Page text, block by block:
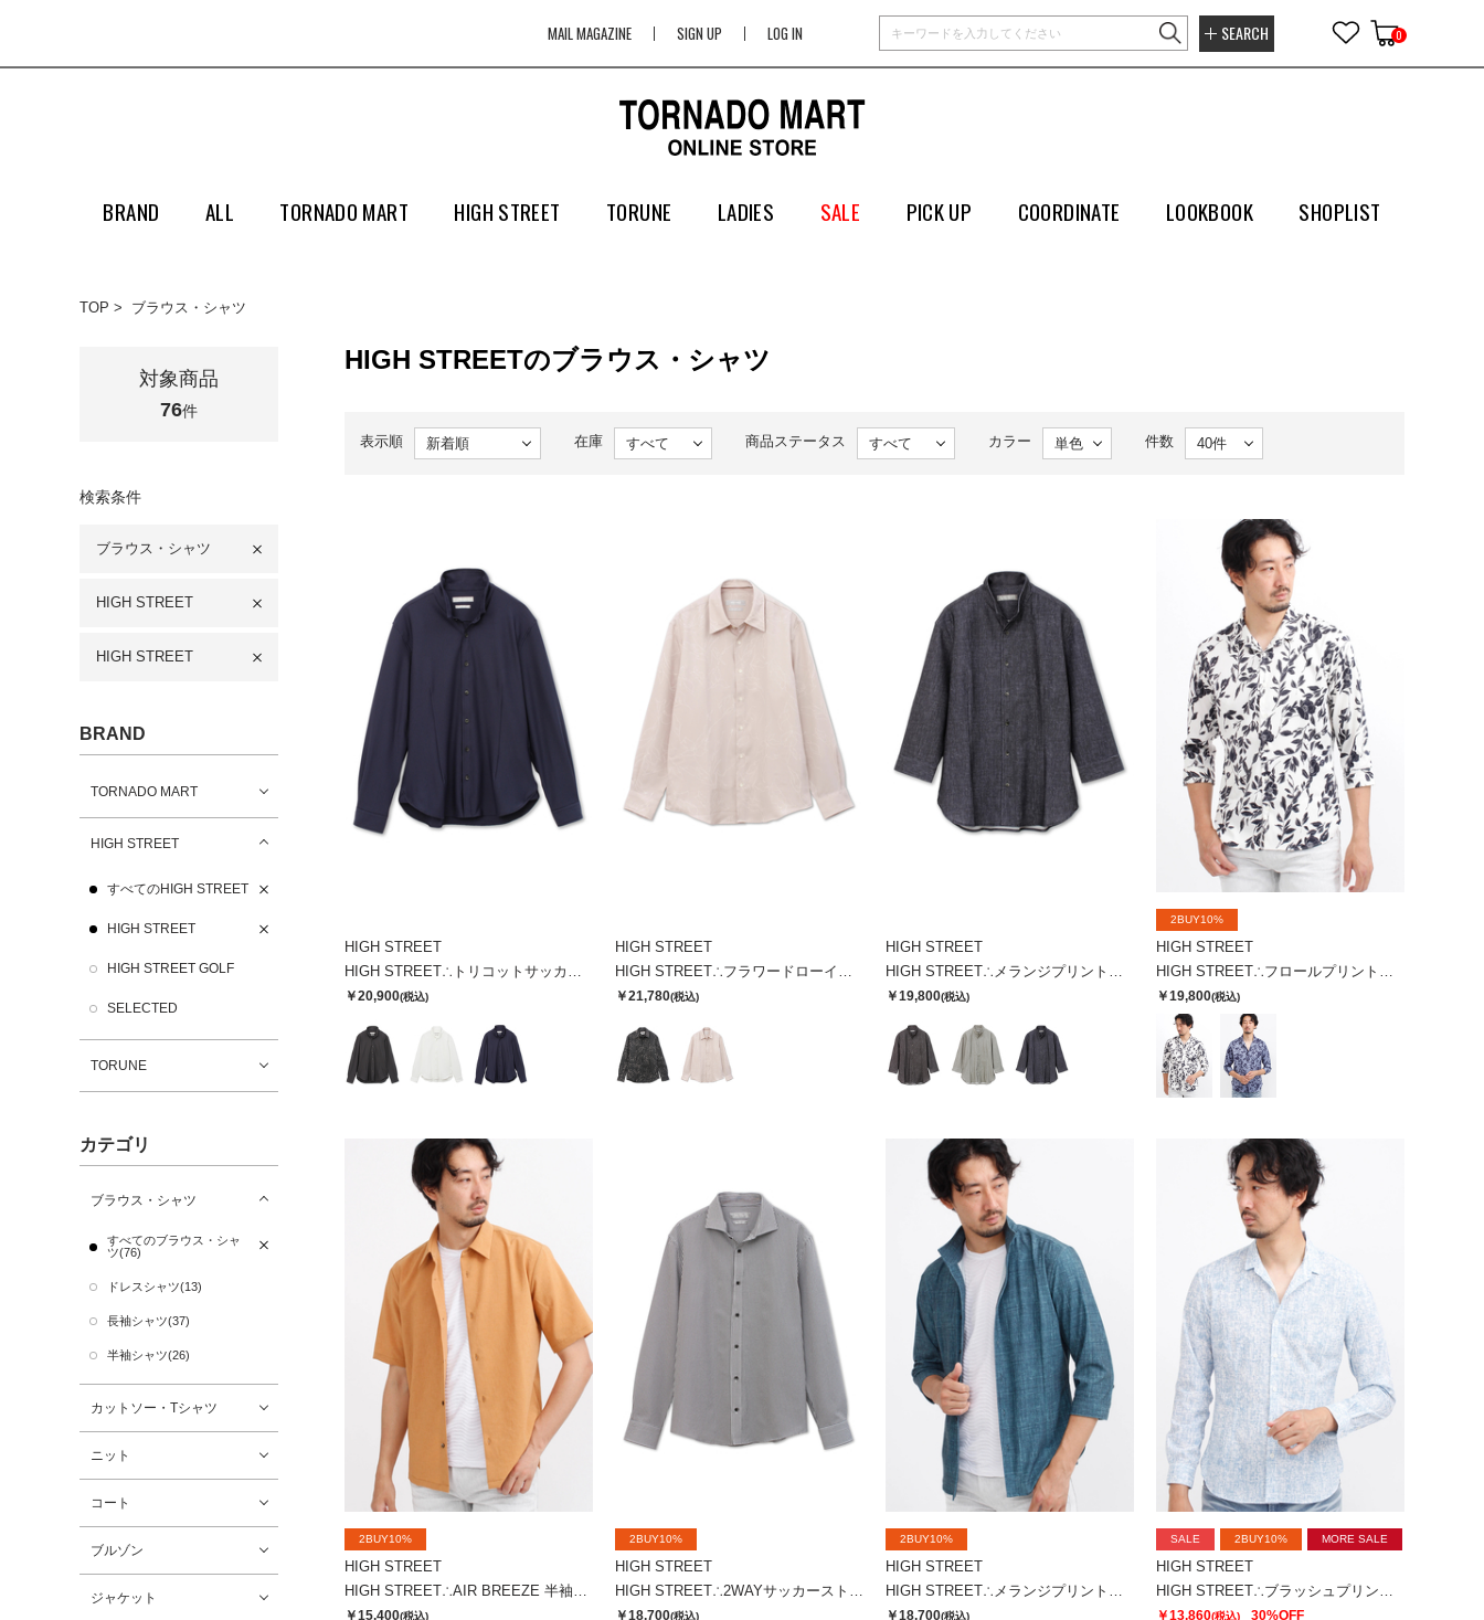
MAIL MAGAZINE SIGN UP LOG IN SEARCH 0
BRAND ALL TORNADO MART HIGH STREET TORUNE LADIES SALE PICK UP COORDINATE LOOKBOOK SHOPLIST
TOP ブラウス・シャツ
対象商品
76件
検索条件
ブラウス・シャツ
HIGH STREET
HIGH STREET
BRAND
TORNADO MART
HIGH STREET
すべてのHIGH STREET
HIGH STREET
HIGH STREET GOLF
SELECTED
TORUNE
カテゴリ
ブラウス・シャツ
すべてのブラウス・シャ
ツ(76)
ドレスシャツ(13)
長袖シャツ(37)
半袖シャツ(26)
カットソー・Tシャツ
ニット
コート
ブルゾン
ジャケット
HIGH STREETのブラウス・シャツ
表示順 在庫 商品ステータス カラー 件数
HIGH STREET
￥20,900(税込)
HIGH STREET
￥21,780(税込)
HIGH STREET
￥19,800(税込)
2BUY10%
HIGH STREET
￥19,800(税込)
2BUY10%
HIGH STREET
￥15,400(税込)
2BUY10%
HIGH STREET
￥18,700(税込)
2BUY10%
HIGH STREET
￥18,700(税込)
SALE 2BUY10% MORE SALE
HIGH STREET
￥13,860(税込) 30%OFF